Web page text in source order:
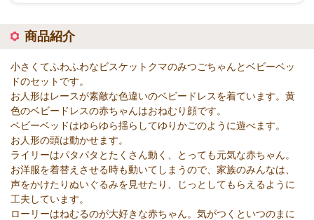
商品紹介
小さくてふわふわなビスケットクマのみつごちゃんとベビーベッ
ドのセットです。
お人形はレースが素敵な色違いのベビードレスを着ています。黄
色のベビードレスの赤ちゃんはおねむり顔です。
ベビーベッドはゆらゆら揺らしてゆりかごのように遊べます。
お人形の頭は動かせます。
ライリーはパタパタとたくさん動く、とっても元気な赤ちゃん。
お洋服を着替えさせる時も動いてしまうので、家族のみんなは、
声をかけたりぬいぐるみを見せたり、じっとしてもらえるように
工夫しています。
ローリーはねむるのが大好きな赤ちゃん。気がつくといつのまに